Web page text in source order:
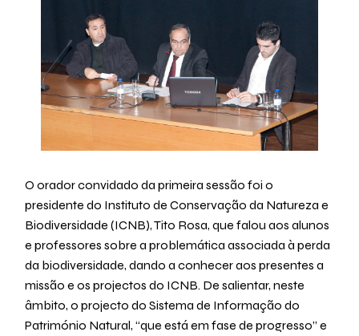
O orador convidado da primeira sessão foi o
presidente do Instituto de Conservação da Natureza e
Biodiversidade (ICNB), Tito Rosa, que falou aos alunos
e professores sobre a problemática associada à perda
da biodiversidade, dando a conhecer aos presentes a
missão e os projectos do ICNB. De salientar, neste
âmbito, o projecto do Sistema de Informação do
Património Natural, “que está em fase de progresso” e